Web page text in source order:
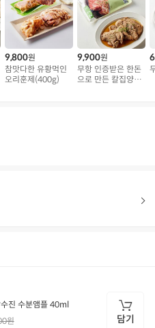
9,800원
참맛다한 유황먹인
오리훈제(400g)
9,900원
무항 인증받은 한돈
으로 만든 칼집양념
진 수분앰플 40ml
원
담기